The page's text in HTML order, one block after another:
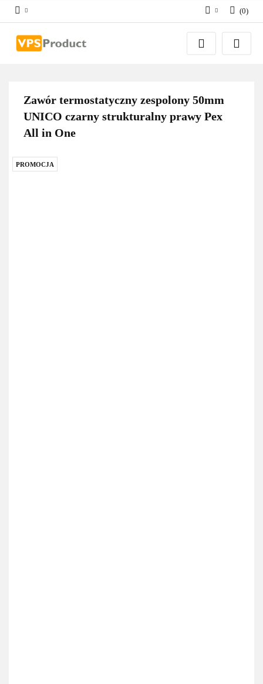
Zaloguj się
Zarejestruj się
(0)
Zawór termostatyczny zespolony 50mm
UNICO czarny strukturalny prawy Pex
All in One
PROMOCJA